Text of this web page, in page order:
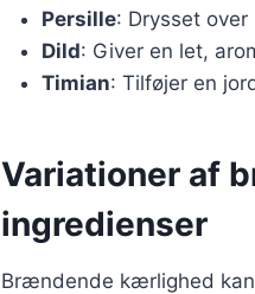
Persille: Drysset
Dild: Giver en let,
Timian: Tilføjer en
Variationer af
ingredienser
Brændende kærlighed